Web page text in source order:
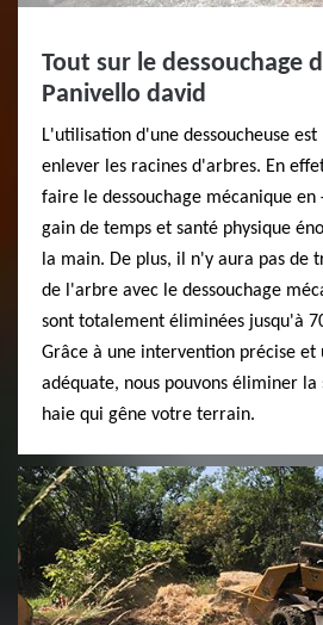
Tout sur le dessouchage
Panivello david
L'utilisation d'une dessoucheuse
enlever les racines d'arbres. En
faire le dessouchage mécanique en
gain de temps et santé physique
la main. De plus, il n'y aura pas de
de l'arbre avec le dessouchage
sont totalement éliminées jusqu'à
Grâce à une intervention précise et
adéquate, nous pouvons éliminer
haie qui gêne votre terrain.